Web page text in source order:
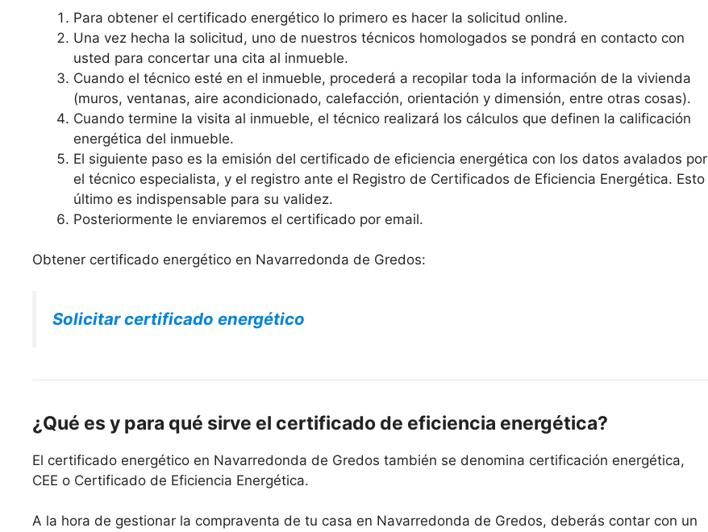
Para obtener el certificado energético lo primero es hacer la solicitud online.
Una vez hecha la solicitud, uno de nuestros técnicos homologados se pondrá en contacto con
usted para concertar una cita al inmueble.
Cuando el técnico esté en el inmueble, procederá a recopilar toda la información de la vivienda
(muros, ventanas, aire acondicionado, calefacción, orientación y dimensión, entre otras cosas).
Cuando termine la visita al inmueble, el técnico realizará los cálculos que definen la calificación
energética del inmueble.
El siguiente paso es la emisión del certificado de eficiencia energética con los datos avalados por
el técnico especialista, y el registro ante el Registro de Certificados de Eficiencia Energética. Esto
último es indispensable para su validez.
Posteriormente le enviaremos el certificado por email.
Obtener certificado energético en Navarredonda de Gredos:
Solicitar certificado energético
¿Qué es y para qué sirve el certificado de eficiencia energética?
El certificado energético en Navarredonda de Gredos también se denomina certificación energética,
CEE o Certificado de Eficiencia Energética.
A la hora de gestionar la compraventa de tu casa en Navarredonda de Gredos, deberás contar con un